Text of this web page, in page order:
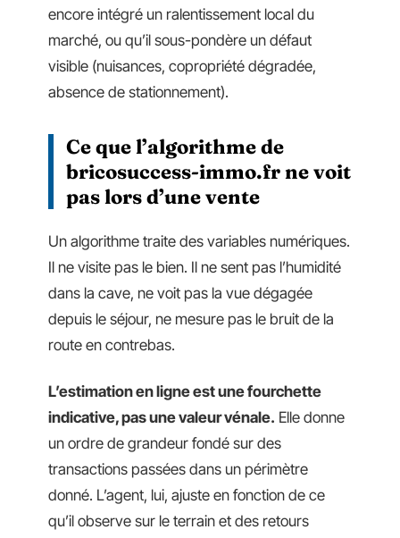
encore intégré un ralentissement local du
marché, ou qu’il sous-pondère un défaut
visible (nuisances, copropriété dégradée,
absence de stationnement).
Ce que l’algorithme de
bricosuccess-immo.fr ne voit
pas lors d’une vente
Un algorithme traite des variables numériques.
Il ne visite pas le bien. Il ne sent pas l’humidité
dans la cave, ne voit pas la vue dégagée
depuis le séjour, ne mesure pas le bruit de la
route en contrebas.
L’estimation en ligne est une fourchette
indicative, pas une valeur vénale. Elle donne
un ordre de grandeur fondé sur des
transactions passées dans un périmètre
donné. L’agent, lui, ajuste en fonction de ce
qu’il observe sur le terrain et des retours